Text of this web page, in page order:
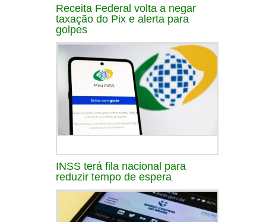
Receita Federal volta a negar
taxação do Pix e alerta para
golpes
INSS terá fila nacional para
reduzir tempo de espera